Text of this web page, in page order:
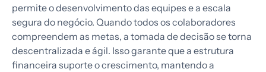
permite o desenvolvimento das equipes e a escala
segura do negócio. Quando todos os colaboradores
compreendem as metas, a tomada de decisão se torna
descentralizada e ágil. Isso garante que a estrutura
financeira suporte o crescimento, mantendo a